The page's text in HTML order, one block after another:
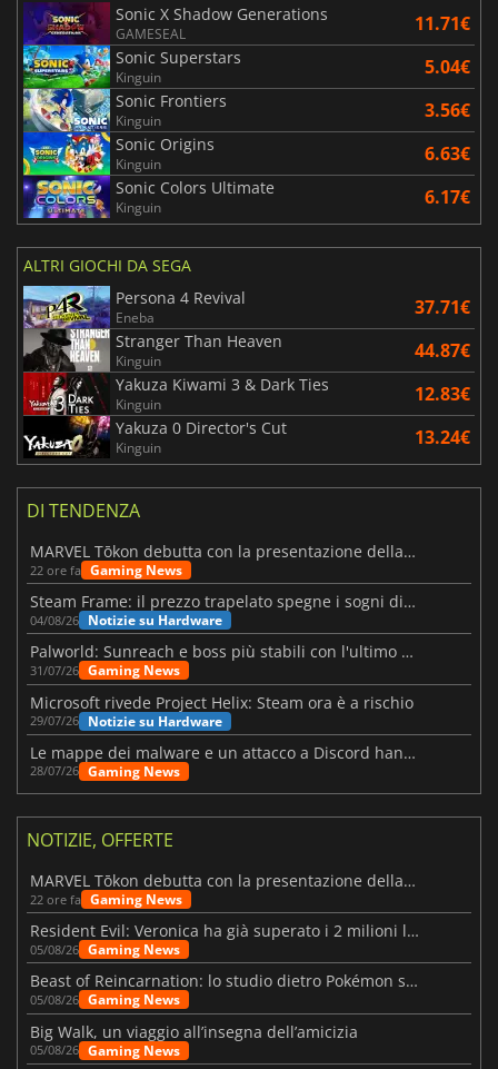
Sonic X Shadow Generations
GAMESEAL 11.71€
Sonic Superstars
Kinguin 5.04€
Sonic Frontiers
Kinguin 3.56€
Sonic Origins
Kinguin 6.63€
Sonic Colors Ultimate
Kinguin 6.17€
ALTRI GIOCHI DA SEGA
Persona 4 Revival
Eneba 37.71€
Stranger Than Heaven
Kinguin 44.87€
Yakuza Kiwami 3 & Dark Ties
Kinguin 12.83€
Yakuza 0 Director's Cut
Kinguin 13.24€
DI TENDENZA
MARVEL Tōkon debutta con la presentazione della roadmap per il primo anno
22 ore fa Gaming News
Steam Frame: il prezzo trapelato spegne i sogni di un VR economico
04/08/26 Notizie su Hardware
Palworld: Sunreach e boss più stabili con l'ultimo update
31/07/26 Gaming News
Microsoft rivede Project Helix: Steam ora è a rischio
29/07/26 Notizie su Hardware
Le mappe dei malware e un attacco a Discord hanno colpito Meccha Chameleon
28/07/26 Gaming News
NOTIZIE, OFFERTE
MARVEL Tōkon debutta con la presentazione della roadmap per il primo anno
22 ore fa Gaming News
Resident Evil: Veronica ha già superato i 2 milioni liste dei desideri
05/08/26 Gaming News
Beast of Reincarnation: lo studio dietro Pokémon su una nuova strada
05/08/26 Gaming News
Big Walk, un viaggio all’insegna dell’amicizia
05/08/26 Gaming News